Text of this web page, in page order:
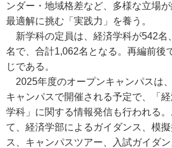
ンダー・地域格差など、多様な立場
最適解に挑む「実践力」を養う。
新学科の定員は、経済学科が542名
名で、合計1,062名となる。再編前後
じである。
2025年度のオープンキャンパスは
キャンパスで開催される予定で、「
学科」に関する情報発信も行われる
て、経済学部によるガイダンス、模
ス、キャンパスツアー、入試ガイダ